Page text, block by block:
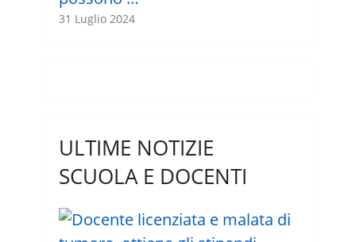
31 Luglio 2024
ULTIME NOTIZIE
SCUOLA E DOCENTI